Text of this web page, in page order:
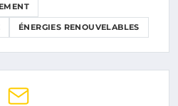
ÉNERGIES RENOUVELABLES